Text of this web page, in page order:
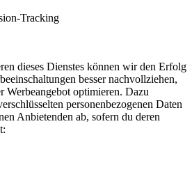
Tracking
dieses Dienstes können wir den Erfolg
besser nachvollziehen,
Werbeangebot optimieren. Dazu
personenbezogenen Daten
Anbietenden ab, sofern du deren